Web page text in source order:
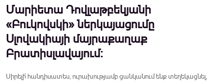
Մարիետա Դովլաթբեկյանի
«Բուկովսկի» ներկայացումը
Սլովակիայի մայրաքաղաք
Բրատիսլավայում:
Սիրելի՜ հանդիսատես, ուրախությամբ ցանկանում ենք տեղեկացնել,